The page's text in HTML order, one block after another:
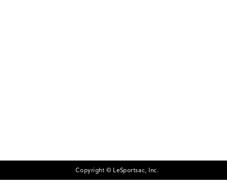
Copyright © LeSportsac, Inc.